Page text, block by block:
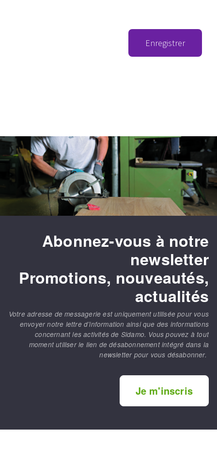
Enregistrer
Abonnez-vous à notre
newsletter
Promotions, nouveautés,
actualités
Votre adresse de messagerie est uniquement utilisée pour vous
envoyer notre lettre d’information ainsi que des informations
concernant les activités de Sidamo. Vous pouvez à tout
moment utiliser le lien de désabonnement intégré dans la
newsletter pour vous désabonner.
Je m'inscris